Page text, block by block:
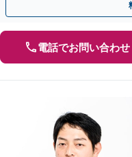
電話でお問い合わせ